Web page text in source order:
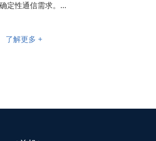
定性通信需求。...
了解更多 +